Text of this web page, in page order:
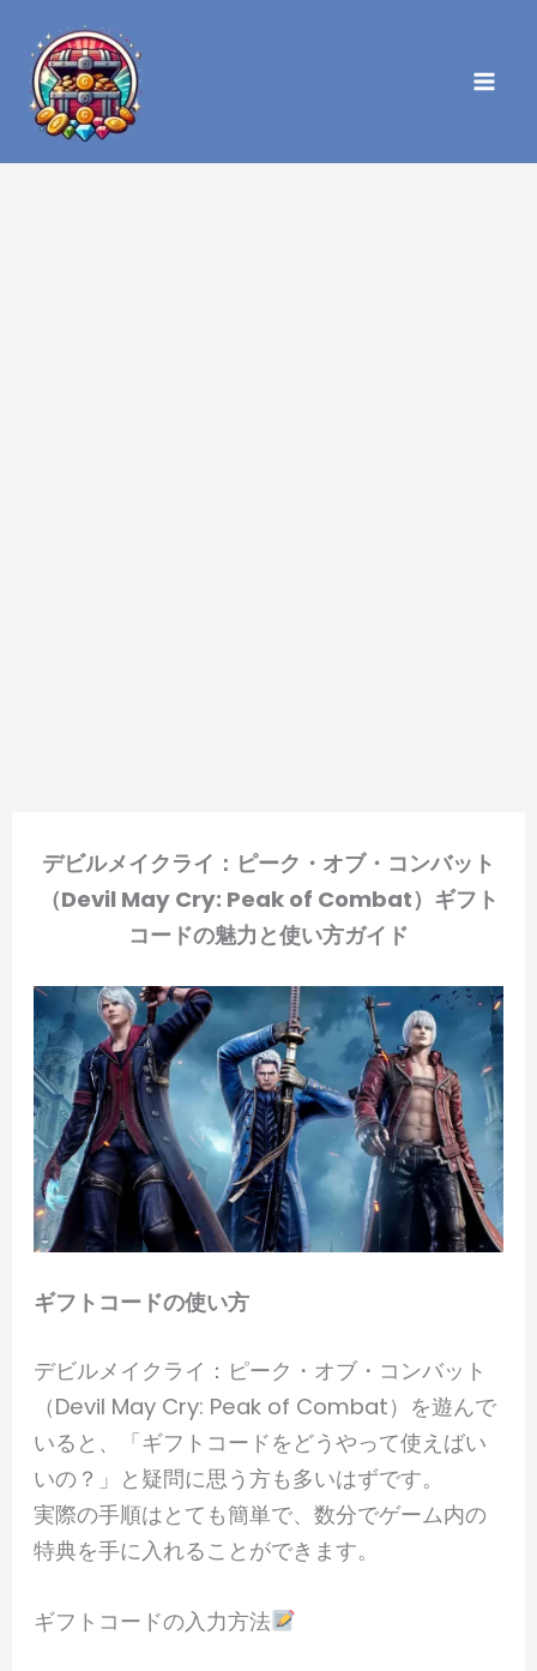
キ
デビルメイクライ：ピーク・オブ・コンバット
（Devil May Cry: Peak of Combat）ギフト
コードの魅力と使い方ガイド
ギフトコードの使い方
デビルメイクライ：ピーク・オブ・コンバット
（Devil May Cry: Peak of Combat）を遊んで
いると、「ギフトコードをどうやって使えばい
いの？」と疑問に思う方も多いはずです。
実際の手順はとても簡単で、数分でゲーム内の
特典を手に入れることができます。
ギフトコードの入力方法